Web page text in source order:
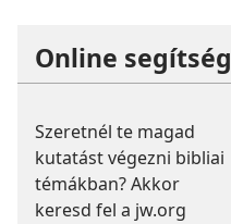
Online segítség
Szeretnél te magad
kutatást végezni bibliai
témákban? Akkor
keresd fel a jw.org